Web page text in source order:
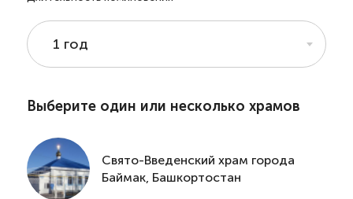
1 год
Выберите один или несколько храмов
Свято-Введенский храм города
Баймак, Башкортостан